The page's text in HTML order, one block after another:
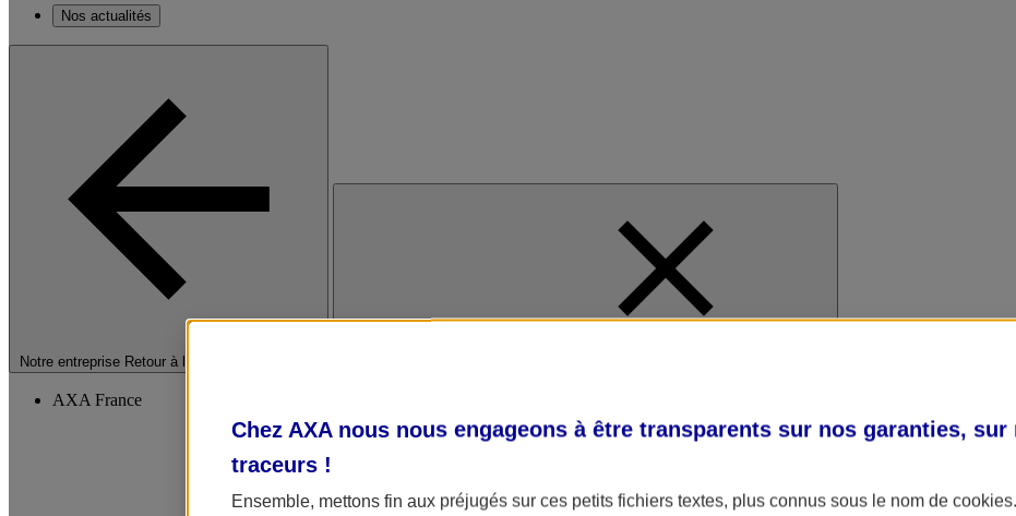
Nos actualités
Notre entreprise Retour à la section précédente
AXA France
Chez AXA nous nous engageons à être transparents sur nos garanties, sur
traceurs !
Ensemble, mettons fin aux préjugés sur ces petits fichiers textes, plus connus sous le nom de cookies